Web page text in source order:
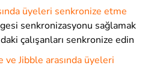
üyeleri senkronize etme
senkronizasyonu sağlamak
çalışanları senkronize edin
ve Jibble arasında üyeleri